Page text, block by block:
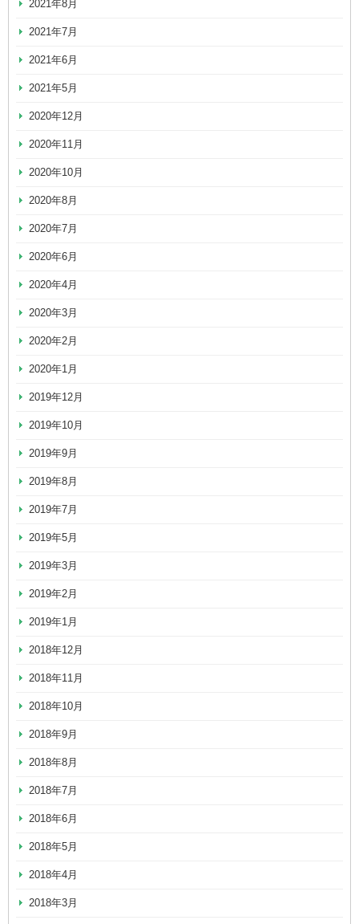
2021年8月
2021年7月
2021年6月
2021年5月
2020年12月
2020年11月
2020年10月
2020年8月
2020年7月
2020年6月
2020年4月
2020年3月
2020年2月
2020年1月
2019年12月
2019年10月
2019年9月
2019年8月
2019年7月
2019年5月
2019年3月
2019年2月
2019年1月
2018年12月
2018年11月
2018年10月
2018年9月
2018年8月
2018年7月
2018年6月
2018年5月
2018年4月
2018年3月